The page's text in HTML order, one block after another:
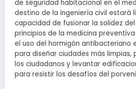
de seguridad habitacional en el
destino de la ingeniería civil estará
capacidad de fusionar la solidez
principios de la medicina
el uso del hormigón antibacteriano
para diseñar ciudades más limpias,
los ciudadanos y levantar
para resistir los desafíos del